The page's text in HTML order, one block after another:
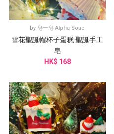
by皂一皂 Alpha Soap
雪花聖誕帽杯子蛋糕 聖誕手工
皂
HK$ 168